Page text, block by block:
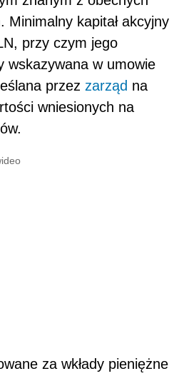
Minimalny kapitał akcyjny
przy czym jego
wskazywana w umowie
przez zarząd na
wniesionych na
za wkłady pieniężne